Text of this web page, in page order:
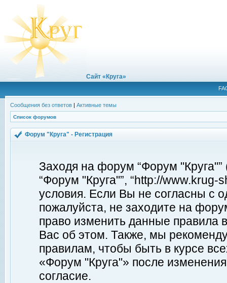
Сайт «Круга»
Сообщения без ответов | Активные темы
Список форумов
Форум "Круга" - Регистрация
Заходя на форум “Форум
“Форум "Круга"”, “http://
условия. Если Вы не согласны с
пожалуйста, не заходите на
право изменить данные правила
Вас об этом. Также, мы
правилам, чтобы быть в курсе
«Форум "Круга"» после
согласие.